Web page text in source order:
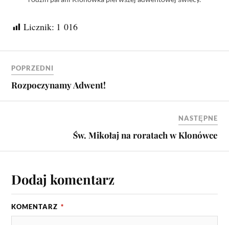
Licznik: 1 016
POPRZEDNI
Rozpoczynamy Adwent!
NASTĘPNE
Św. Mikołaj na roratach w Klonówce
Dodaj komentarz
KOMENTARZ *